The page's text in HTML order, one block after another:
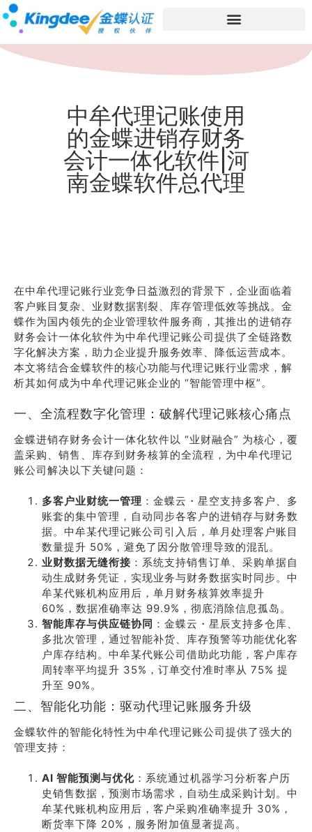
中牟代理记账使用
的金蝶进销存财务
会计一体化软件|河
南金蝶软件总代理
在中牟代理记账行业竞争日益激烈的背景下，企业面临着
客户账目复杂、业财数据割裂、库存管理低效等挑战。金
蝶作为国内领先的企业管理软件服务商，其推出的进销存
财务会计一体化软件为中牟代理记账公司提供了全链路数
字化解决方案，助力企业提升服务效率、降低运营成本。
本文将结合金蝶软件的核心功能与代理记账行业需求，解
析其如何成为中牟代理记账企业的 “智能管理中枢”。
一、全流程数字化管理：破解代理记账核心痛点
金蝶进销存财务会计一体化软件以 “业财融合” 为核心，覆
盖采购、销售、库存到财务核算的全流程，为中牟代理记
账公司解决以下关键问题：
多客户业财统一管理 ：金蝶云・星空支持多客户、多
账套的集中管理，自动同步各客户的进销存与财务数
据。中牟某代理记账公司引入后，单月处理客户账目
数量提升 50%，避免了因分散管理导致的混乱。
业财数据无缝衔接 ：系统支持销售订单、采购单据自
动生成财务凭证，实现业务与财务数据实时同步。中
牟某代账机构应用后，单月财务核算效率提升
60%，数据准确率达 99.9%，彻底消除信息孤岛。
智能库存与供应链协同 ：金蝶云・星辰支持多仓库、
多批次管理，通过智能补货、库存预警等功能优化客
户库存结构。中牟某代账公司借助此功能，客户库存
周转率平均提升 35%，订单交付准时率从 75% 提
升至 90%。
二、智能化功能：驱动代理记账服务升级
金蝶软件的智能化特性为中牟代理记账公司提供了强大的
管理支持：
AI 智能预测与优化 ：系统通过机器学习分析客户历
史销售数据，预测市场需求，自动生成采购计划。中
牟某代账机构应用后，客户采购准确率提升 30%，
断货率下降 20%，服务附加值显著提高。